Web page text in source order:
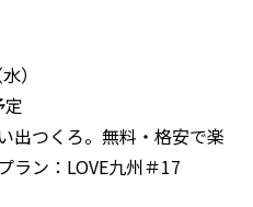
）
つくろ。無料・格安で楽
ン：LOVE九州＃17